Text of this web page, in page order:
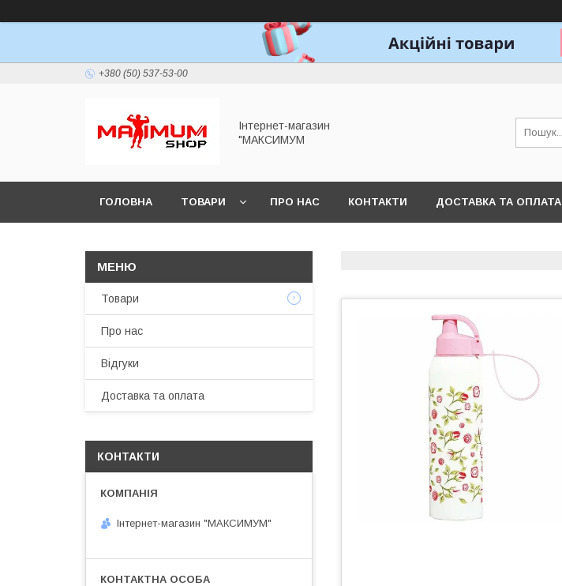
+380 (50) 537-53-00
Інтернет-магазин
"МАКСИМУМ
ГОЛОВНА ТОВАРИ ПРО НАС КОНТАКТИ ДОСТАВКА ТА ОПЛАТА
Товари
Про нас
Відгуки
Доставка та оплата
КОНТАКТИ
Інтернет-магазин "МАКСИМУМ"